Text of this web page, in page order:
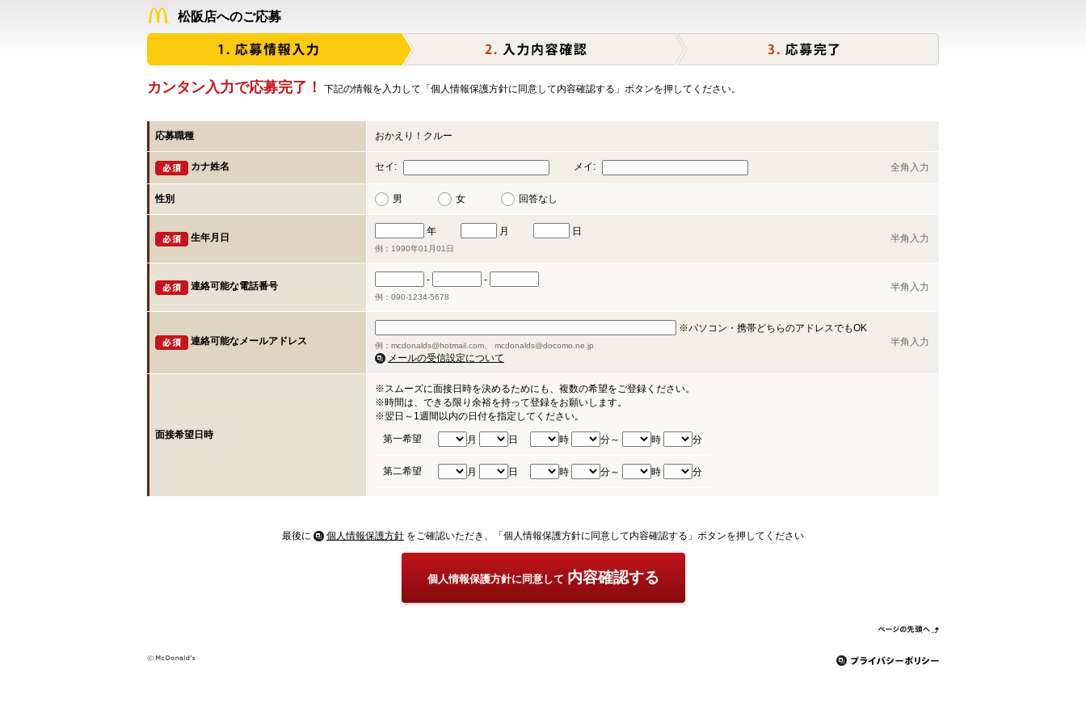
松阪店へのご応募
カンタン入力で応募完了！ 下記の情報を入力して「個人情報保護方針に同意して内容確認する」ボタンを押してください。
応募職種 おかえり！クルー
カナ姓名 セイ: メイ: 全角入力
性別 男 女 回答なし
生年月日
年 月 日
例：1990年01月01日
半角入力
連絡可能な電話番号
- -
例：090-1234-5678
半角入力
連絡可能なメールアドレス
※パソコン・携帯どちらのアドレスでもOK
例：mcdonalds@hotmail.com、 mcdonalds@docomo.ne.jp
メールの受信設定について
半角入力
面接希望日時
※スムーズに面接日時を決めるためにも、複数の希望をご登録ください。
※時間は、できる限り余裕を持って登録をお願いします。
※翌日～1週間以内の日付を指定してください。
第一希望
月 日 時 分～ 時 分
第二希望 月 日 時 分～ 時 分
最後に 個人情報保護方針 をご確認いただき、「個人情報保護方針に同意して内容確認する」ボタンを押してください
個人情報保護方針に同意して 内容確認する